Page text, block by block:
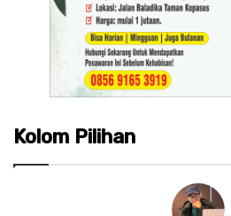
Kolom Pilihan